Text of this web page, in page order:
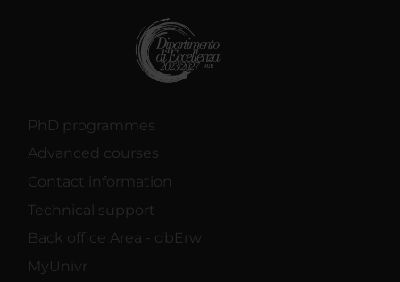
PhD programmes
Advanced courses
Contact information
Technical support
Back office Area - dbErw
MyUnivr